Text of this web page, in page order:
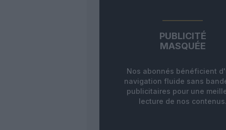
PUBLICITÉ
MASQUÉE
Nos abonnés bénéficient
navigation fluide sans
publicitaires pour une
lecture de nos contenus.